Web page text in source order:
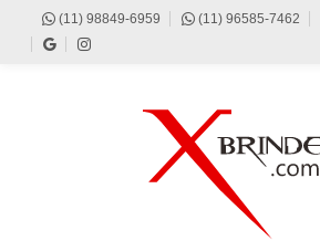
(11) 98849-6959 (11) 96585-7462